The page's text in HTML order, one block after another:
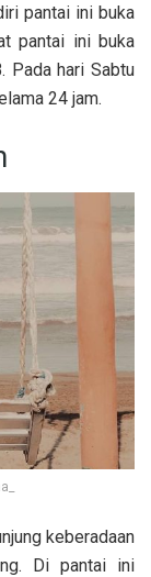
pantai ini buka
pantai ini buka
Pada hari Sabtu
24 jam.
keberadaan
Di pantai ini